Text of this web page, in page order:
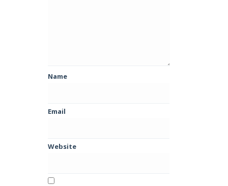
Name
Email
Website